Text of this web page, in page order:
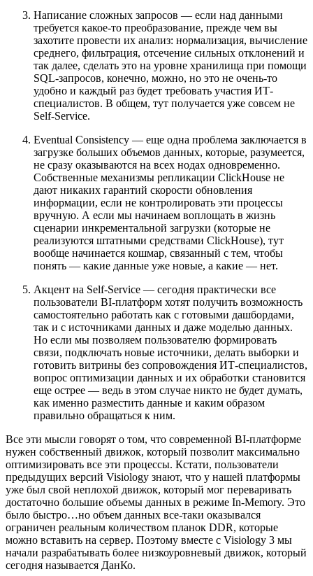
Написание сложных запросов — если над данными
требуется какое-то преобразование, прежде чем вы
захотите провести их анализ: нормализация, вычисление
среднего, фильтрация, отсечение сильных отклонений и
так далее, сделать это на уровне хранилища при помощи
SQL-запросов, конечно, можно, но это не очень-то
удобно и каждый раз будет требовать участия ИТ-
специалистов. В общем, тут получается уже совсем не
Self-Service.
Eventual Consistency — еще одна проблема заключается в
загрузке больших объемов данных, которые, разумеется,
не сразу оказываются на всех нодах одновременно.
Собственные механизмы репликации ClickHouse не
дают никаких гарантий скорости обновления
информации, если не контролировать эти процессы
вручную. А если мы начинаем воплощать в жизнь
сценарии инкрементальной загрузки (которые не
реализуются штатными средствами ClickHouse), тут
вообще начинается кошмар, связанный с тем, чтобы
понять — какие данные уже новые, а какие — нет.
Акцент на Self-Service — сегодня практически все
пользователи BI-платформ хотят получить возможность
самостоятельно работать как с готовыми дашбордами,
так и с источниками данных и даже моделью данных.
Но если мы позволяем пользователю формировать
связи, подключать новые источники, делать выборки и
готовить витрины без сопровождения ИТ-специалистов,
вопрос оптимизации данных и их обработки становится
еще острее — ведь в этом случае никто не будет думать,
как именно разместить данные и каким образом
правильно обращаться к ним.
Все эти мысли говорят о том, что современной BI-платформе
нужен собственный движок, который позволит максимально
оптимизировать все эти процессы. Кстати, пользователи
предыдущих версий Visiology знают, что у нашей платформы
уже был свой неплохой движок, который мог переваривать
достаточно большие объемы данных в режиме In-Memory. Это
было быстро…но объем данных все-таки оказывался
ограничен реальным количеством планок DDR, которые
можно вставить на сервер. Поэтому вместе с Visiology 3 мы
начали разрабатывать более низкоуровневый движок, который
сегодня называется ДанКо.